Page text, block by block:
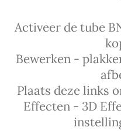
Activeer de tube
Bewerken -
Plaats deze links
Effecten - 3D